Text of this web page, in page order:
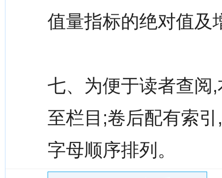
值量指标的绝对值及
七、为便于读者查阅
至栏目;卷后配有索
字母顺序排列。